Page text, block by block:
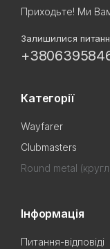
Приходьте! Ми
Залишилися
Категорії
Wayfarer
Clubmasters
Round metal
Інформація
Питання-відповіді